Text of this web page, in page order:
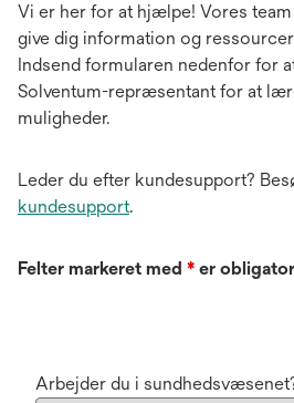
Vi er her for at hjælpe! Vores
give dig information og
Indsend formularen nedenfor for
Solventum-repræsentant for at
muligheder.
Leder du efter kundesupport?
kundesupport.
Felter markeret med * er
Arbejder du i